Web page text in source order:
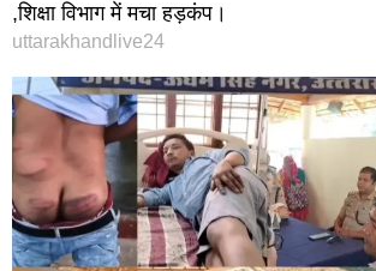
,शिक्षा विभाग में मचा हड़कंप।
uttarakhandlive24